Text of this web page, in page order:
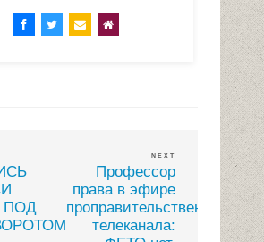
ПОД
NEXT
Профессор
права в эфире
проправительственного
телеканала: